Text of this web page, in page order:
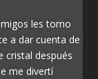
les tomo
a dar cuenta de
cristal después
me divertí